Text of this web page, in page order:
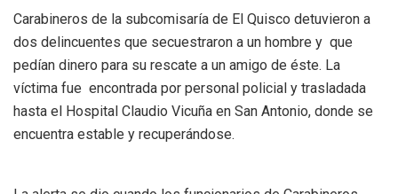
Carabineros de la subcomisaría de El Quisco detuvieron a
dos delincuentes que secuestraron a un hombre y que
pedían dinero para su rescate a un amigo de éste. La
víctima fue encontrada por personal policial y trasladada
hasta el Hospital Claudio Vicuña en San Antonio, donde se
encuentra estable y recuperándose.